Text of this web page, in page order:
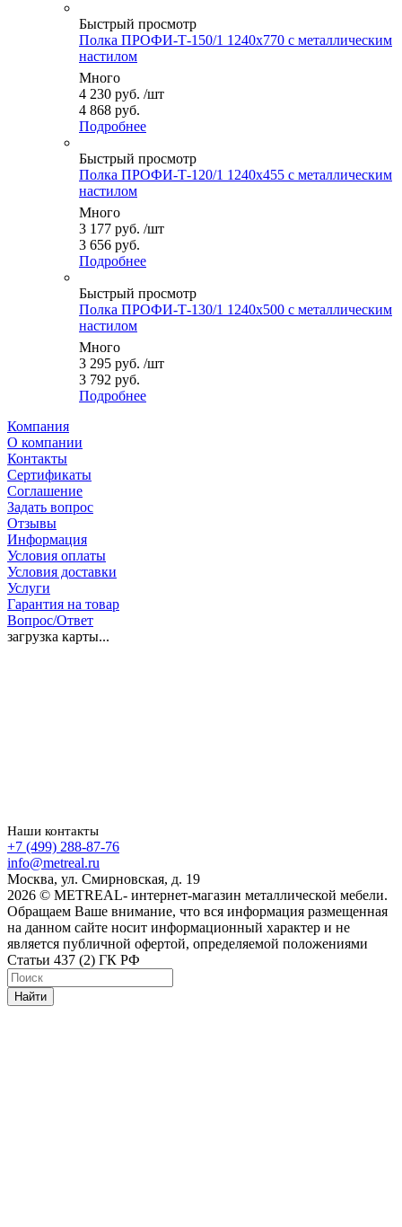
Быстрый просмотр
Полка ПРОФИ-Т-150/1 1240x770 с металлическим
настилом
Много
4 230 руб. /шт
4 868 руб.
Подробнее
Быстрый просмотр
Полка ПРОФИ-Т-120/1 1240x455 с металлическим
настилом
Много
3 177 руб. /шт
3 656 руб.
Подробнее
Быстрый просмотр
Полка ПРОФИ-Т-130/1 1240x500 с металлическим
настилом
Много
3 295 руб. /шт
3 792 руб.
Подробнее
Компания
О компании
Контакты
Сертификаты
Соглашение
Задать вопрос
Отзывы
Информация
Условия оплаты
Условия доставки
Услуги
Гарантия на товар
Вопрос/Ответ
загрузка карты...
Наши контакты
+7 (499) 288-87-76
info@metreal.ru
Москва, ул. Смирновская, д. 19
2026 © METREAL- интернет-магазин металлической мебели.
Обращаем Ваше внимание, что вся информация размещенная
на данном сайте носит информационный характер и не
является публичной офертой, определяемой положениями
Статьи 437 (2) ГК РФ
Найти